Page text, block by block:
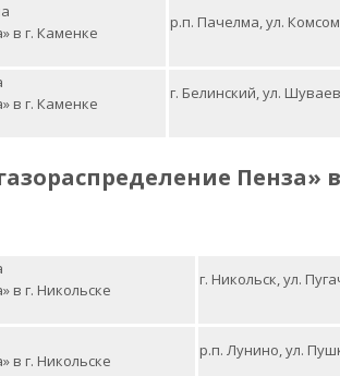
в г. Каменке
р.п. Пачелма, ул.
в г. Каменке
г. Белинский, ул.
Пенза»
в г. Никольске
г. Никольск, ул.
в г. Никольске
р.п. Лунино, ул.